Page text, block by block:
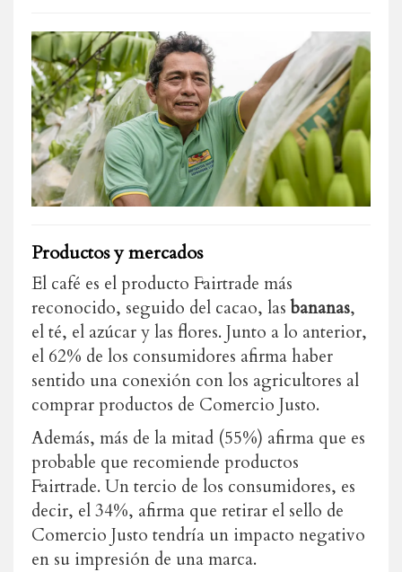
Productos y mercados
El café es el producto Fairtrade más
reconocido, seguido del cacao, lasbananas,
el té, el azúcar y las flores. Junto a lo anterior,
el 62% de los consumidores afirma haber
sentido una conexión con los agricultores al
comprar productos de Comercio Justo.
Además, más de la mitad (55%) afirma que es
probable que recomiende productos
Fairtrade. Un tercio de los consumidores, es
decir, el 34%, afirma que retirar el sello de
Comercio Justo tendría un impacto negativo
en su impresión de una marca.